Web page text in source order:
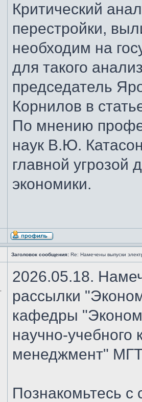
Критический
перестройки,
необходим на
для такого
председатель
Корнилов в
По мнению
наук В.Ю.
главной угрозой
экономики.
Заголовок сообщения: Re: Намечены выпуски
2026.05.18.
рассылки
кафедры
научно-
менеджмент"
Познакомьтесь с